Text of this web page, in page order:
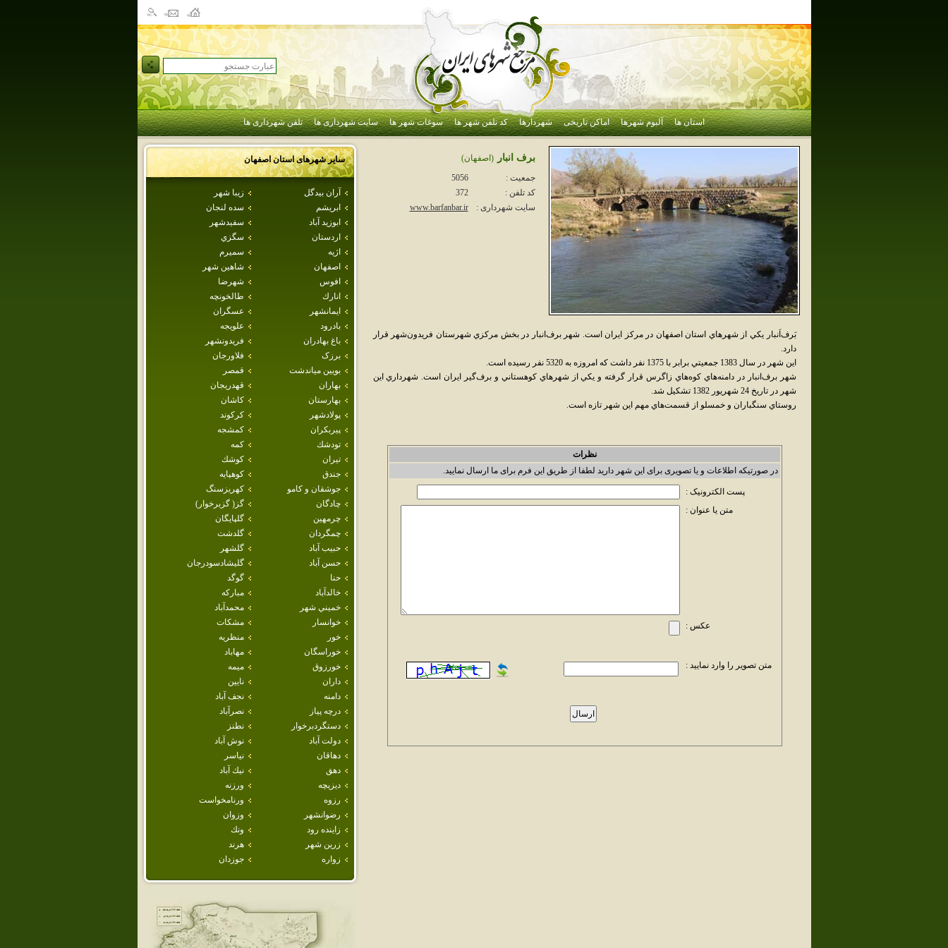
استان ها آلبوم شهرها اماکن تاریخی شهردارها کد تلفن شهر ها سوغات شهر ها سایت شهرداری ها تلفن شهرداری ها
سایر شهرهای استاناصفهان
آران بيدگل
زيبا شهر
ابريشم
سده لنجان
ابوزيد آباد
سفيدشهر
اردستان
سگزي
اژيه
سميرم
اصفهان
شاهين شهر
افوس
شهرضا
انارك
طالخونچه
ايمانشهر
عسگران
بادرود
علويجه
باغ بهادران
فريدونشهر
برزک
فلاورجان
بويين مياندشت
قمصر
بهاران
قهدريجان
بهارستان
كاشان
پولادشهر
كركوند
پيربكران
كمشجه
تودشك
كمه
تيران
كوشك
جندق
كوهپايه
جوشقان و كامو
كهريزسنگ
چادگان
گز( گزبرخوار)
چرمهين
گلپايگان
چمگردان
گلدشت
حبيب آباد
گلشهر
حسن آباد
گليشادسودرجان
حنا
گوگد
خالدآباد
مباركه
خميني شهر
محمدآباد
خوانسار
مشكات
خور
منظريه
خوراسگان
مهاباد
خورزوق
ميمه
داران
نايين
دامنه
نجف آباد
درچه پياز
نصرآباد
دستگردبرخوار
نطنز
دولت آباد
نوش آباد
دهاقان
نياسر
دهق
نيك آباد
ديزيچه
ورزنه
رزوه
ورنامخواست
رضوانشهر
وزوان
زاينده رود
ونك
زرين شهر
هرند
زواره
جوزدان
برف انبار
(اصفهان)
جمعیت :
5056
کد تلفن :
372
سایت شهرداری :
www.barfanbar.ir
بَرف‌اَنبار يکي از شهرهاي استان اصفهان در مرکز ايران است. شهر برف‌انبار در بخش مرکزي شهرستان فريدون‌شهر قرار
دارد.
اين شهر در سال 1383 جمعيتي برابر با 1375 نفر داشت که امروزه به 5320 نفر رسيده است.
شهر برف‌انبار در دامنه‌هاي كوه‌هاي زاگرس قرار گرفته و يکي از شهرهاي کوهستاني و برف‌گير ايران است. شهرداري اين
شهر در تاريخ 24 شهريور 1382 تشکيل شد.
روستاي سنگباران و خمسلو از قسمت‌هاي مهم اين شهر تازه است.
نظرات
در صورتیکه اطلاعات و یا تصویری برای این شهر دارید لطفا از طریق این فرم برای ما ارسال نمایید.
پست الکترونیک :
متن یا عنوان :
عکس :
متن تصویر را وارد نمایید :